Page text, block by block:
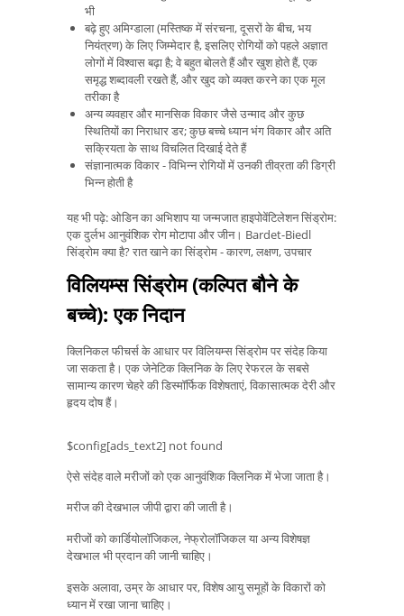
भी
बढ़े हुए अमिग्डाला (मस्तिष्क में संरचना, दूसरों के बीच, भय
नियंत्रण) के लिए जिम्मेदार है, इसलिए रोगियों को पहले अज्ञात
लोगों में विश्वास बढ़ा है; वे बहुत बोलते हैं और खुश होते हैं, एक
समृद्ध शब्दावली रखते हैं, और खुद को व्यक्त करने का एक मूल
तरीका है
अन्य व्यवहार और मानसिक विकार जैसे उन्माद और कुछ
स्थितियों का निराधार डर; कुछ बच्चे ध्यान भंग विकार और अति
सक्रियता के साथ विचलित दिखाई देते हैं
संज्ञानात्मक विकार - विभिन्न रोगियों में उनकी तीव्रता की डिग्री
भिन्न होती है
यह भी पढ़े: ओडिन का अभिशाप या जन्मजात हाइपोवेंटिलेशन सिंड्रोम:
एक दुर्लभ आनुवंशिक रोग मोटापा और जीन। Bardet-Biedl
सिंड्रोम क्या है? रात खाने का सिंड्रोम - कारण, लक्षण, उपचार
विलियम्स सिंड्रोम (कल्पित बौने के
बच्चे): एक निदान
क्लिनिकल फीचर्स के आधार पर विलियम्स सिंड्रोम पर संदेह किया
जा सकता है। एक जेनेटिक क्लिनिक के लिए रेफरल के सबसे
सामान्य कारण चेहरे की डिस्मॉर्फिक विशेषताएं, विकासात्मक देरी और
हृदय दोष हैं।
$config[ads_text2] not found
ऐसे संदेह वाले मरीजों को एक आनुवंशिक क्लिनिक में भेजा जाता है।
मरीज की देखभाल जीपी द्वारा की जाती है।
मरीजों को कार्डियोलॉजिकल, नेफ्रोलॉजिकल या अन्य विशेषज्ञ
देखभाल भी प्रदान की जानी चाहिए।
इसके अलावा, उम्र के आधार पर, विशेष आयु समूहों के विकारों को
ध्यान में रखा जाना चाहिए।